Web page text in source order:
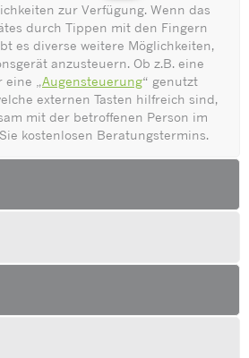
zur Verfügung. Wenn das
durch Tippen mit den Fingern
es diverse weitere Möglichkeiten,
anzusteuern. Ob z.B. eine
eine „Augensteuerung“ genutzt
externen Tasten hilfreich sind,
mit der betroffenen Person im
kostenlosen Beratungstermins.